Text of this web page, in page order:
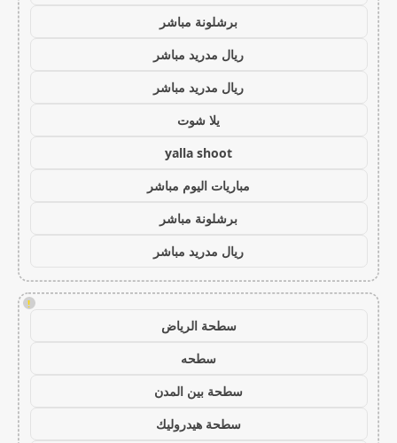
برشلونة مباشر
ريال مدريد مباشر
ريال مدريد مباشر
يلا شوت
yalla shoot
مباريات اليوم مباشر
برشلونة مباشر
ريال مدريد مباشر
!
سطحة الرياض
سطحه
سطحة بين المدن
سطحة هيدروليك